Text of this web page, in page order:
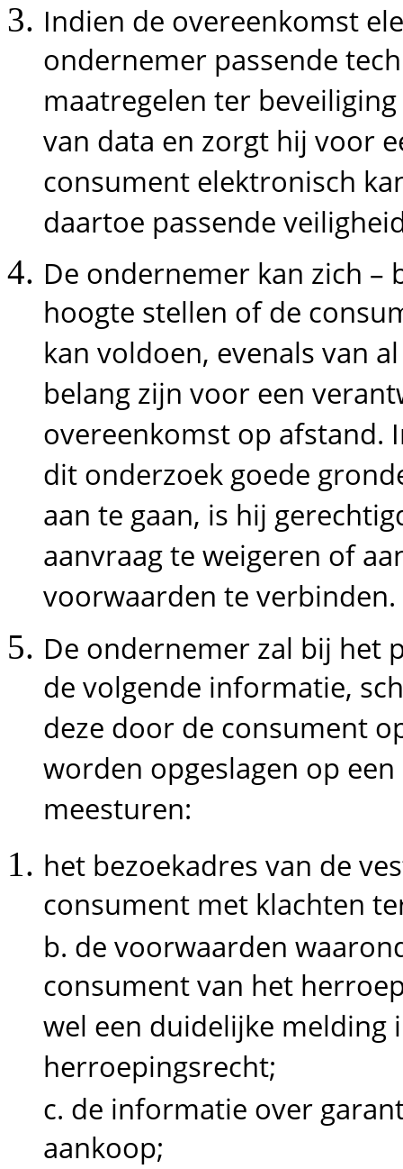
Indien de overeenkomst
ondernemer passende
maatregelen ter
van data en zorgt hij voor
consument elektronisch
daartoe passende
De ondernemer kan zich –
hoogte stellen of de
kan voldoen, evenals van
belang zijn voor een
overeenkomst op afstand.
dit onderzoek goede
aan te gaan, is hij
aanvraag te weigeren of
voorwaarden te verbinden.
De ondernemer zal bij het
de volgende informatie,
deze door de consument
worden opgeslagen op
meesturen:
het bezoekadres van de
consument met klachten
b. de voorwaarden
consument van het
wel een duidelijke melding
herroepingsrecht;
c. de informatie over
aankoop;